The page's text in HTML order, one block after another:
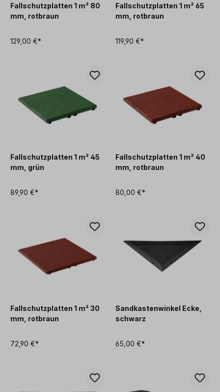
Fallschutzplatten 1 m² 80
mm, rotbraun
129,00 €*
Fallschutzplatten 1 m² 65
mm, rotbraun
119,90 €*
Fallschutzplatten 1 m² 45
mm, grün
89,90 €*
Fallschutzplatten 1 m² 40
mm, rotbraun
80,00 €*
Fallschutzplatten 1 m² 30
mm, rotbraun
72,90 €*
Sandkastenwinkel Ecke,
schwarz
65,00 €*